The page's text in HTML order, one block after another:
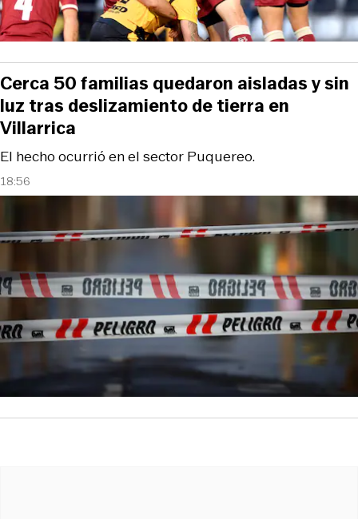
18:56
El hecho ocurrió en el sector Puquereo.
Cerca 50 familias quedaron aisladas y sin
luz tras deslizamiento de tierra en
Villarrica